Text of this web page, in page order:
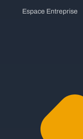
Espace Entreprise